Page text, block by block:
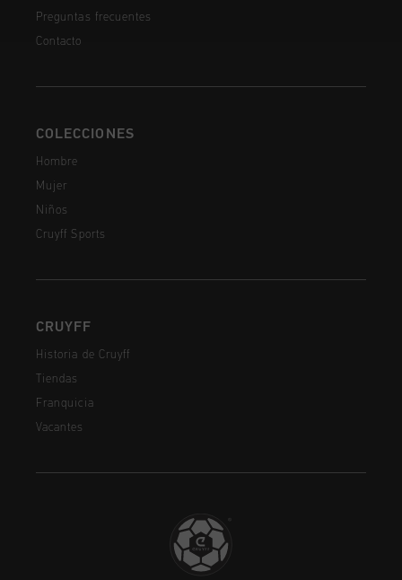
Preguntas frecuentes
Contacto
COLECCIONES
Hombre
Mujer
Niños
Cruyff Sports
CRUYFF
Historia de Cruyff
Tiendas
Franquicia
Vacantes